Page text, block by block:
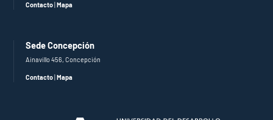
Contacto |Mapa
Sede Concepción
Ainavillo 456, Concepción
Contacto |Mapa